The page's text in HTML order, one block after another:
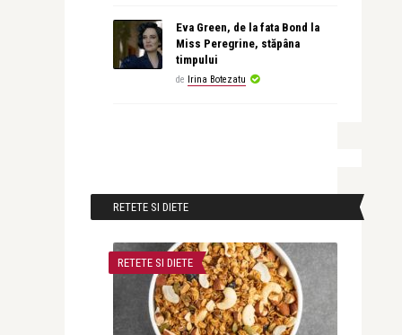
Eva Green, de la fata Bond la
Miss Peregrine, stăpâna
timpului
de Irina Botezatu
RETETE SI DIETE
RETETE SI DIETE